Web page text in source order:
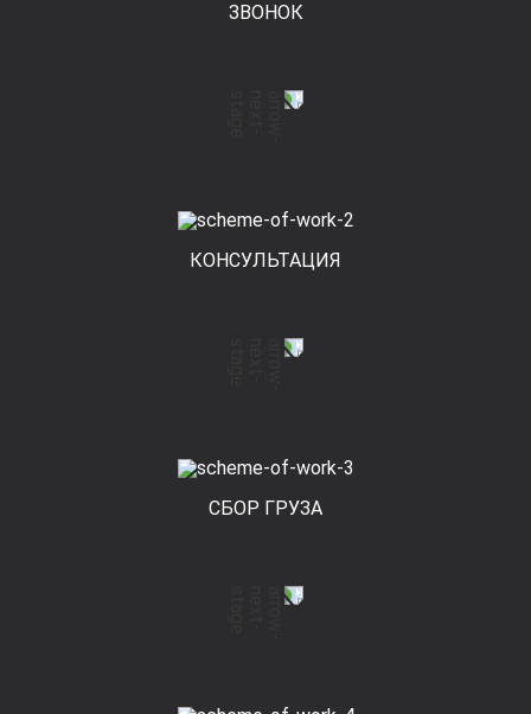
ЗВОНОК
КОНСУЛЬТАЦИЯ
СБОР ГРУЗА